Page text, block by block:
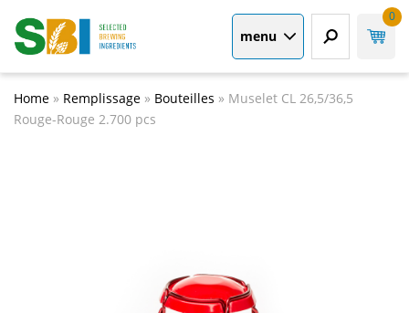
menu
0
Home » Remplissage » Bouteilles » Muselet CL 26,5/36,5
Rouge-Rouge 2.700 pcs